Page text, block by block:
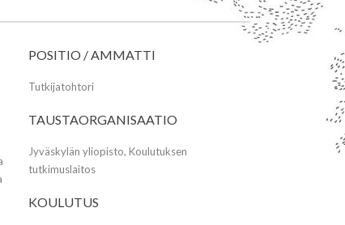
POSITIO / AMMATTI
Tutkijatohtori
TAUSTAORGANISAATIO
Jyväskylän yliopisto, Koulutuksen
tutkimuslaitos
KOULUTUS